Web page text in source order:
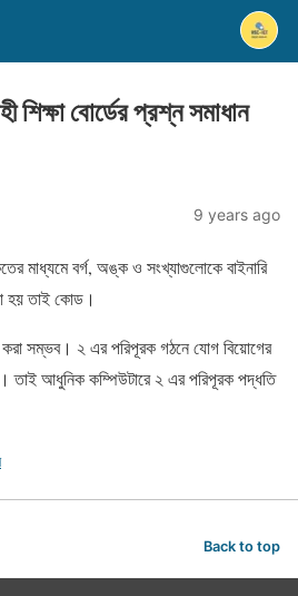
বোর্ডের প্রশ্ন সমাধান
9 years ago
মাধ্যমে বর্গ, অঙ্ক ও সংখ্যাগুলোকে বাইনারি
হয় তাই কোড।
সম্ভব। ২ এর পরিপূরক গঠনে যোগ বিয়োগের
তাই আধুনিক কম্পিউটারে ২ এর পরিপূরক পদ্ধতি
Back to top